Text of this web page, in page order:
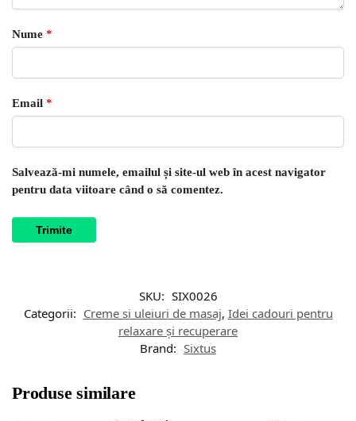
Nume *
Email *
Salvează-mi numele, emailul și site-ul web în acest navigator
pentru data viitoare când o să comentez.
SKU: SIX0026
Categorii: Creme si uleiuri de masaj, Idei cadouri pentru
relaxare și recuperare
Brand: Sixtus
Produse similare